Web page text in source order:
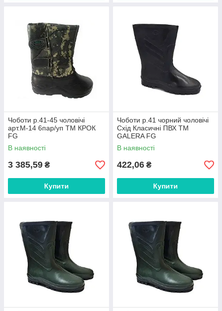
Чоботи р.41-45 чоловічі
арт.М-14 6пар/уп ТМ КРОК
FG
В наявності
3 385,59 ₴
Купити
Чоботи р.41 чорний чоловічі
Схід Класичні ПВХ ТМ
GALERA FG
В наявності
422,06 ₴
Купити